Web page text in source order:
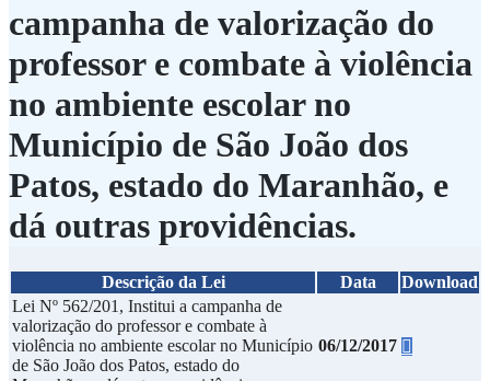
campanha de valorização do
professor e combate à violência
no ambiente escolar no
Município de São João dos
Patos, estado do Maranhão, e
dá outras providências.
Descrição da Lei Data
Download
Lei Nº 562/201, Institui a campanha de
valorização do professor e combate à
violência no ambiente escolar no Município
de São João dos Patos, estado do
06/12/2017